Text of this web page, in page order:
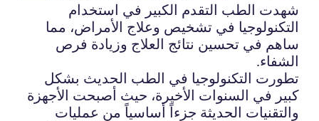
شهدت الطب التقدم الكبير في استخدام
التكنولوجيا في تشخيص وعلاج الأمراض، مما
ساهم في تحسين نتائج العلاج وزيادة فرص
الشفاء.
تطورت التكنولوجيا في الطب الحديث بشكل
كبير في السنوات الأخيرة، حيث أصبحت الأجهزة
والتقنيات الحديثة جزءاً أساسياً من عمليات